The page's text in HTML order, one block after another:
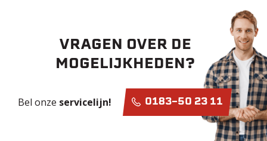
VRAGEN OVER DE
MOGELIJKHEDEN?
Bel onze servicelijn! 0183-50 23 11